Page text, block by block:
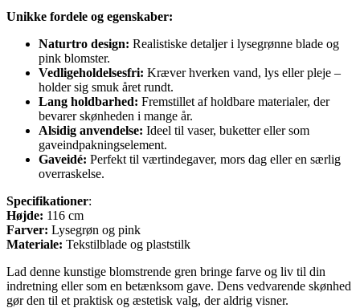
Unikke fordele og egenskaber:
Naturtro design: Realistiske detaljer i lysegrønne blade og
pink blomster.
Vedligeholdelsesfri: Kræver hverken vand, lys eller pleje –
holder sig smuk året rundt.
Lang holdbarhed: Fremstillet af holdbare materialer, der
bevarer skønheden i mange år.
Alsidig anvendelse: Ideel til vaser, buketter eller som
gaveindpakningselement.
Gaveidé: Perfekt til værtindegaver, mors dag eller en særlig
overraskelse.
Specifikationer:
Højde: 116 cm
Farver: Lysegrøn og pink
Materiale: Tekstilblade og plaststilk
Lad denne kunstige blomstrende gren bringe farve og liv til din
indretning eller som en betænksom gave. Dens vedvarende skønhed
gør den til et praktisk og æstetisk valg, der aldrig visner.